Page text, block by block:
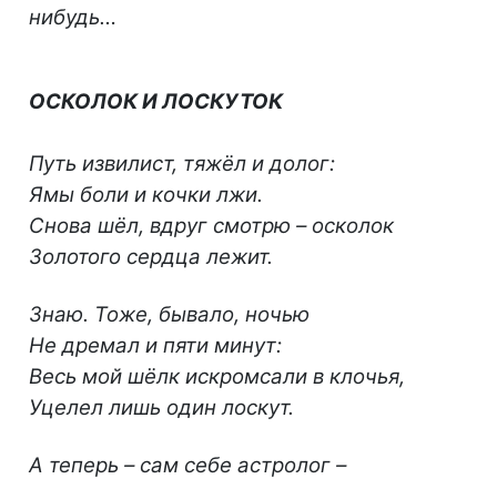
нибудь…
ОСКОЛОК И ЛОСКУТОК
Путь извилист, тяжёл и долог:
Ямы боли и кочки лжи.
Снова шёл, вдруг смотрю – осколок
Золотого сердца лежит.
Знаю. Тоже, бывало, ночью
Не дремал и пяти минут:
Весь мой шёлк искромсали в клочья,
Уцелел лишь один лоскут.
А теперь – сам себе астролог –